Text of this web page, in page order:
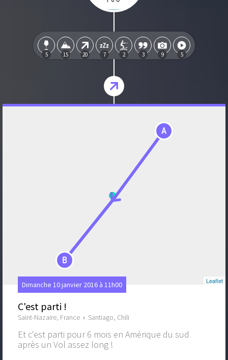
5 15 20 7 2 3 9 5
A
B
Leaflet
Dimanche 10 janvier 2016 à 11h00
C'est parti !
Saint-Nazaire, France › Santiago, Chili
Et c'est parti pour 6 mois en Amérique du sud
après un Vol assez long !